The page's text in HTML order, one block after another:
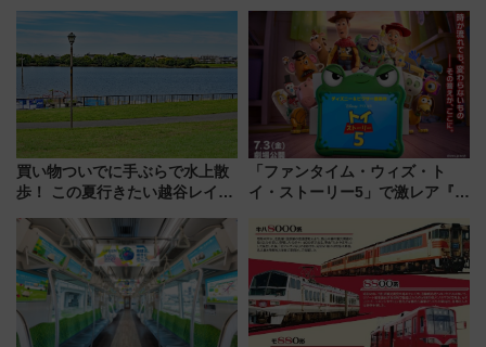
募集も実施
買い物ついでに手ぶらで水上散
歩！ この夏行きたい越谷レイク
ア「LAKESIDE PARK」（埼玉
県越谷市）
「ファンタイム・ウィズ・ト
イ・ストーリー5」で激レア『ロ
デコレーションも徹底解説